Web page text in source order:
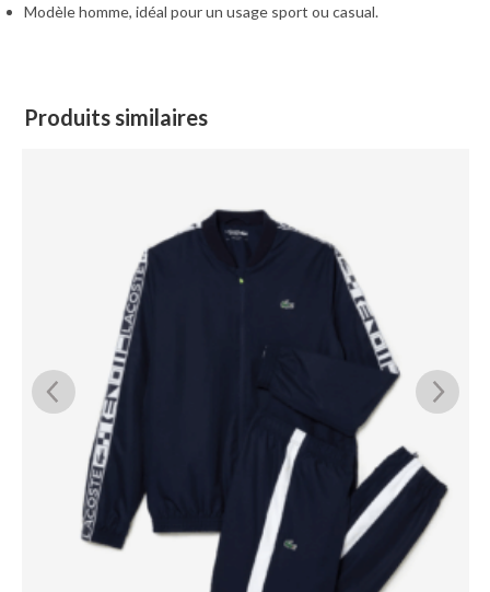
Modèle homme, idéal pour un usage sport ou casual.
Produits similaires